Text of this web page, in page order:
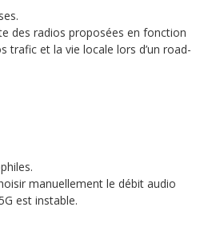
des radios proposées en fonction
trafic et la vie locale lors d’un road-
manuellement le débit audio
est instable.